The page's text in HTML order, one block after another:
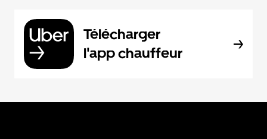
Télécharger
l'app chauffeur